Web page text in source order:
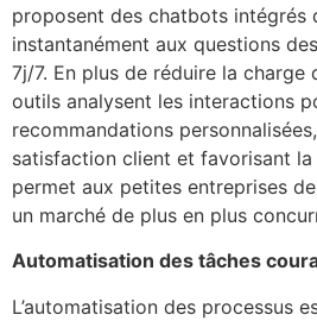
proposent des chatbots intégrés
instantanément aux questions
7j/7. En plus de réduire la charge
outils analysent les interactions
recommandations
satisfaction client et favorisant
permet aux petites entreprises
un marché de plus en plus
Automatisation des tâches
L’automatisation des processus